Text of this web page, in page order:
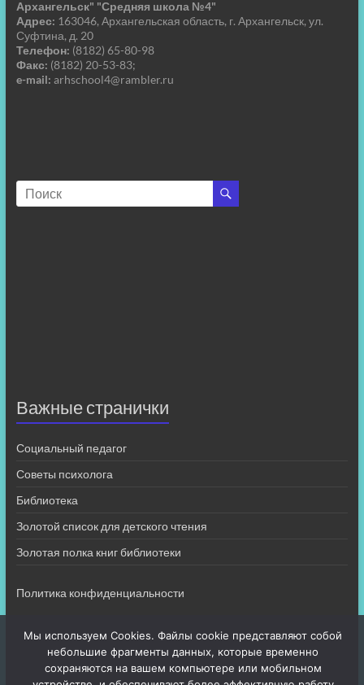
Архангельск" "Средняя школа №4"
Адрес: 163046, Архангельская область, г. Архангельск, ул.
Суфтина, д. 20
Телефон: (8182) 65-80-98
Факс: (8182) 20-53-83;
e-mail: arhschool4@rambler.ru
Важные странички
Социальный педагог
Советы психолога
Библиотека
Золотой список для детского чтения
Золотая полка книг библиотеки
Политика конфиденциальности
Мы используем Cookies. Файлы cookie представляют собой
небольшие фрагменты данных, которые временно
сохраняются на вашем компьютере или мобильном